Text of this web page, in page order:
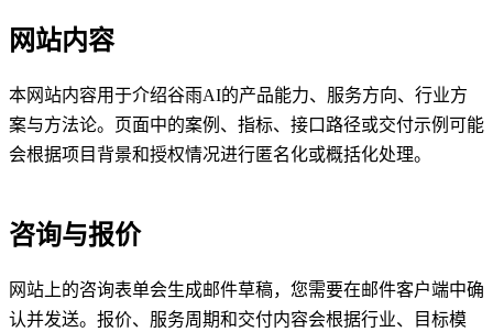
网站内容
本网站内容用于介绍谷雨AI的产品能力、服务方向、行业方
案与方法论。页面中的案例、指标、接口路径或交付示例可能
会根据项目背景和授权情况进行匿名化或概括化处理。
咨询与报价
网站上的咨询表单会生成邮件草稿，您需要在邮件客户端中确
认并发送。报价、服务周期和交付内容会根据行业、目标模